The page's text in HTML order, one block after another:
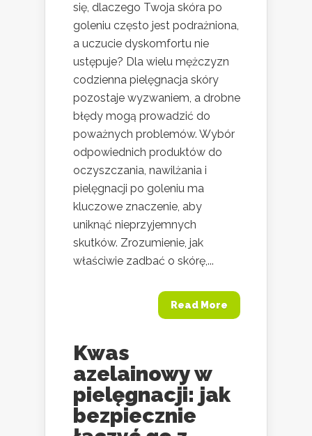
się, dlaczego Twoja skóra po
goleniu często jest podrażniona,
a uczucie dyskomfortu nie
ustępuje? Dla wielu mężczyzn
codzienna pielęgnacja skóry
pozostaje wyzwaniem, a drobne
błędy mogą prowadzić do
poważnych problemów. Wybór
odpowiednich produktów do
oczyszczania, nawilżania i
pielęgnacji po goleniu ma
kluczowe znaczenie, aby
uniknąć nieprzyjemnych
skutków. Zrozumienie, jak
właściwie zadbać o skórę,...
Read More
Kwas
azelainowy w
pielęgnacji: jak
bezpiecznie